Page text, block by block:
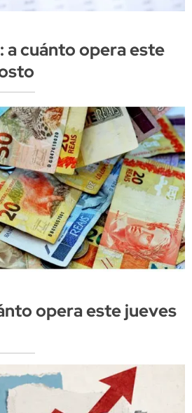
a cuánto opera este
opera este jueves